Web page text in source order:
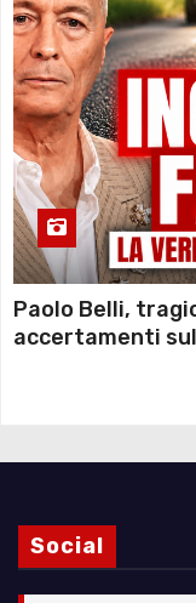
Paolo Belli,
accertamenti
Social